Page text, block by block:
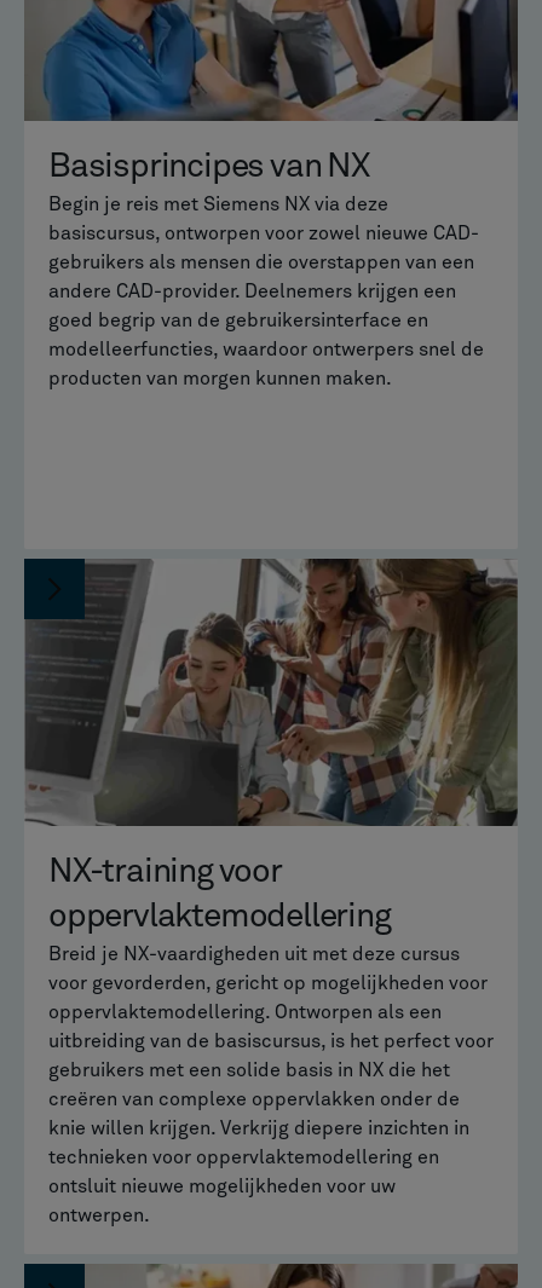
Basisprincipes van NX
Begin je reis met Siemens NX via deze
basiscursus, ontworpen voor zowel nieuwe CAD-
gebruikers als mensen die overstappen van een
andere CAD-provider. Deelnemers krijgen een
goed begrip van de gebruikersinterface en
modelleerfuncties, waardoor ontwerpers snel de
producten van morgen kunnen maken.
NX-training voor
oppervlaktemodellering
Breid je NX-vaardigheden uit met deze cursus
voor gevorderden, gericht op mogelijkheden voor
oppervlaktemodellering. Ontworpen als een
uitbreiding van de basiscursus, is het perfect voor
gebruikers met een solide basis in NX die het
creëren van complexe oppervlakken onder de
knie willen krijgen. Verkrijg diepere inzichten in
technieken voor oppervlaktemodellering en
ontsluit nieuwe mogelijkheden voor uw
ontwerpen.